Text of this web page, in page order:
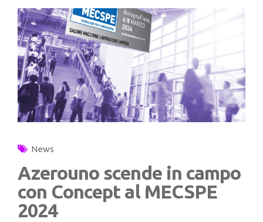
News
Azerouno scende in campo
con Concept al MECSPE
2024